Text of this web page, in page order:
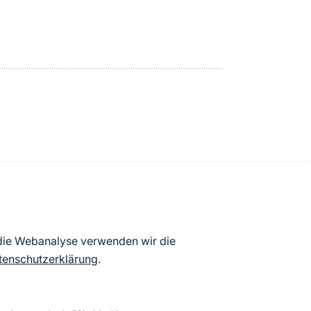
Webanalyse verwenden wir die
.
Veröffentlichung freigegebenen